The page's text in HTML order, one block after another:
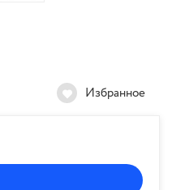
Избранное